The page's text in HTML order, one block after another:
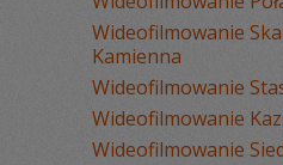
Wideofilmowanie
Kamienna
Wideofilmowanie
Wideofilmowanie
Wideofilmowanie